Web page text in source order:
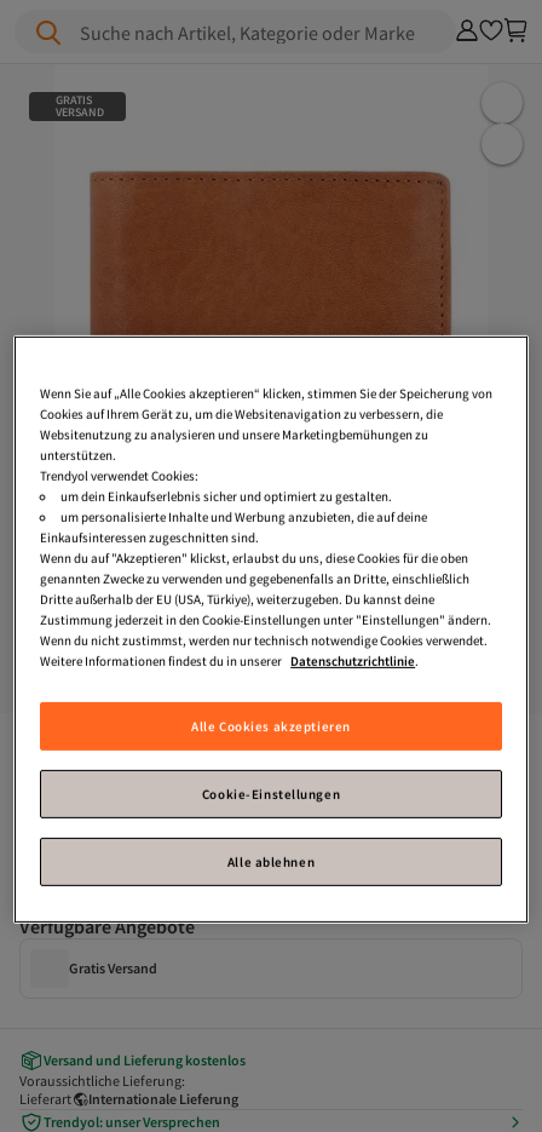
Suche nach Artikel, Kategorie oder Marke
GRATIS
VERSAND
STRELLSONBlackwall BillFold V8 Geldbörse RFID Leder 10 cm
Zahle deine Rechnung innerhalb von 30 Tagen – kostenfrei.
Verfügbare Angebote
Gratis Versand
Versand und Lieferung kostenlos
Voraussichtliche Lieferung:
Lieferart
Internationale Lieferung
Trendyol: unser Versprechen
Wenn Sie auf „Alle Cookies akzeptieren“ klicken, stimmen Sie der Speicherung von
Cookies auf Ihrem Gerät zu, um die Websitenavigation zu verbessern, die
Websitenutzung zu analysieren und unsere Marketingbemühungen zu
unterstützen.
Trendyol verwendet Cookies:
um dein Einkaufserlebnis sicher und optimiert zu gestalten.
um personalisierte Inhalte und Werbung anzubieten, die auf deine
Einkaufsinteressen zugeschnitten sind.
Wenn du auf "Akzeptieren" klickst, erlaubst du uns, diese Cookies für die oben
genannten Zwecke zu verwenden und gegebenenfalls an Dritte, einschließlich
Dritte außerhalb der EU (USA, Türkiye), weiterzugeben. Du kannst deine
Zustimmung jederzeit in den Cookie-Einstellungen unter "Einstellungen" ändern.
Wenn du nicht zustimmst, werden nur technisch notwendige Cookies verwendet.
Weitere Informationen findest du in unserer Datenschutzrichtlinie.
Alle Cookies akzeptieren
Cookie-Einstellungen
Alle ablehnen